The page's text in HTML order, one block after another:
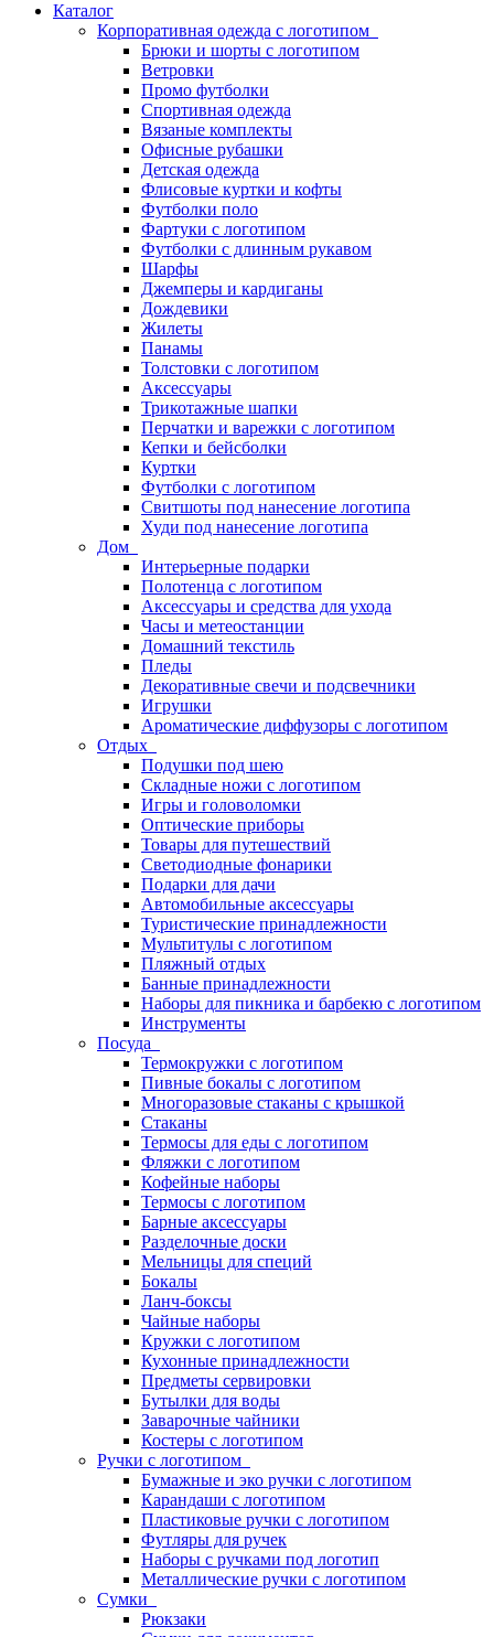
Каталог
Корпоративная одежда с логотипом
Брюки и шорты с логотипом
Ветровки
Промо футболки
Спортивная одежда
Вязаные комплекты
Офисные рубашки
Детская одежда
Флисовые куртки и кофты
Футболки поло
Фартуки с логотипом
Футболки с длинным рукавом
Шарфы
Джемперы и кардиганы
Дождевики
Жилеты
Панамы
Толстовки с логотипом
Аксессуары
Трикотажные шапки
Перчатки и варежки с логотипом
Кепки и бейсболки
Куртки
Футболки с логотипом
Свитшоты под нанесение логотипа
Худи под нанесение логотипа
Дом
Интерьерные подарки
Полотенца с логотипом
Аксессуары и средства для ухода
Часы и метеостанции
Домашний текстиль
Пледы
Декоративные свечи и подсвечники
Игрушки
Ароматические диффузоры с логотипом
Отдых
Подушки под шею
Складные ножи с логотипом
Игры и головоломки
Оптические приборы
Товары для путешествий
Светодиодные фонарики
Подарки для дачи
Автомобильные аксессуары
Туристические принадлежности
Мультитулы с логотипом
Пляжный отдых
Банные принадлежности
Наборы для пикника и барбекю с логотипом
Инструменты
Посуда
Термокружки с логотипом
Пивные бокалы с логотипом
Многоразовые стаканы с крышкой
Стаканы
Термосы для еды с логотипом
Фляжки с логотипом
Кофейные наборы
Термосы с логотипом
Барные аксессуары
Разделочные доски
Мельницы для специй
Бокалы
Ланч-боксы
Чайные наборы
Кружки с логотипом
Кухонные принадлежности
Предметы сервировки
Бутылки для воды
Заварочные чайники
Костеры с логотипом
Ручки с логотипом
Бумажные и эко ручки с логотипом
Карандаши с логотипом
Пластиковые ручки с логотипом
Футляры для ручек
Наборы с ручками под логотип
Металлические ручки с логотипом
Сумки
Рюкзаки